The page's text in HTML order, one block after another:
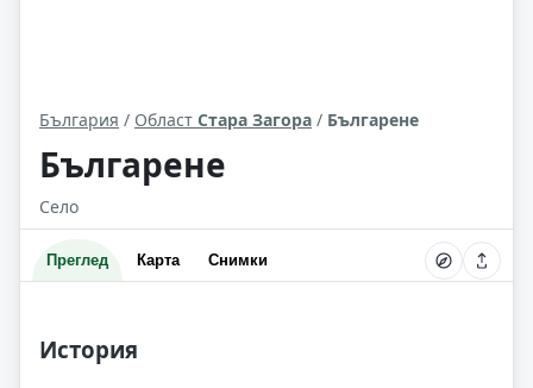
България / Област Стара Загора / Българене
Българене
Село
Преглед Карта Снимки
История